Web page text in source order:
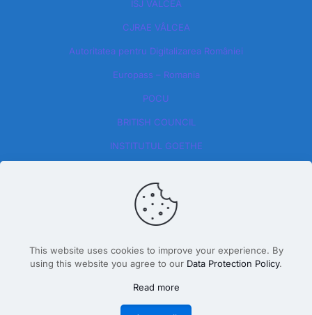
ISJ VÂLCEA
CJRAE VÂLCEA
Autoritatea pentru Digitalizarea României​
Europass – Romania
POCU
BRITISH COUNCIL
INSTITUTUL GOETHE
Design By Dăscălete Alexandru 2026
This website uses cookies to improve your experience. By
using this website you agree to our Data Protection Policy.
Read more